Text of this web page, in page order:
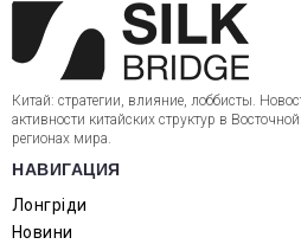
Китай: стратегии, влияние, лоббисты.
активности китайских структур в
регионах мира.
НАВИГАЦИЯ
Лонгріди
Новини